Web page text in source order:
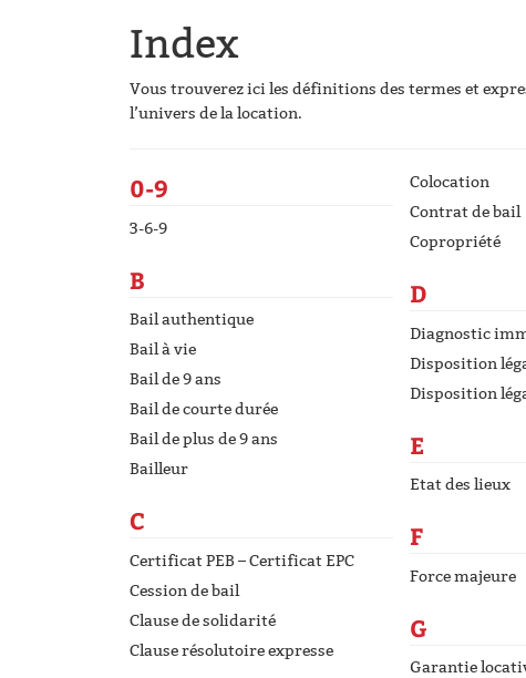
Index
Vous trouverez ici les définitions des termes et
l’univers de la location.
0-9
3-6-9
B
Bail authentique
Bail à vie
Bail de 9 ans
Bail de courte durée
Bail de plus de 9 ans
Bailleur
C
Certificat PEB – Certificat EPC
Cession de bail
Clause de solidarité
Clause résolutoire expresse
Colocation
Contrat de bail
Copropriété
D
Diagnostic
Disposition
Disposition
E
Etat des lieux
F
Force majeure
G
Garantie